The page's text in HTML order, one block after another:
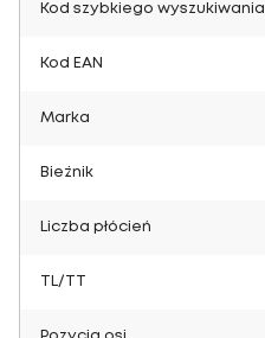
Kod szybkiego wyszukiwania
Kod EAN
Marka
Bieżnik
Liczba płócień
TL/TT